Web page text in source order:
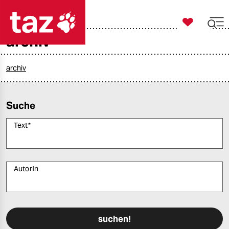
politik
gesellschaft
sport

taz zahl ich
archiv
archiv
Suche
Text*
AutorIn